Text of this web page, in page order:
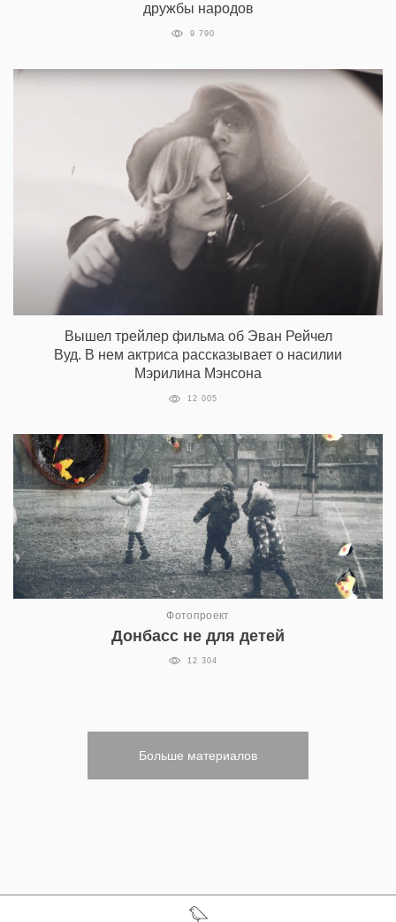
дружбы народов
9 790
Вышел трейлер фильма об Эван Рейчел
Вуд. В нем актриса рассказывает о насилии
Мэрилина Мэнсона
12 005
Фотопроект
Донбасс не для детей
12 304
Больше материалов